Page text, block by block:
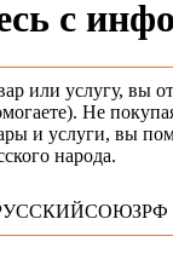
с
или услугу, вы
Не
и услуги, вы
народа.
РУССКИЙСОЮЗРФ